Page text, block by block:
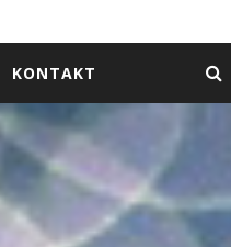
KONTAKT